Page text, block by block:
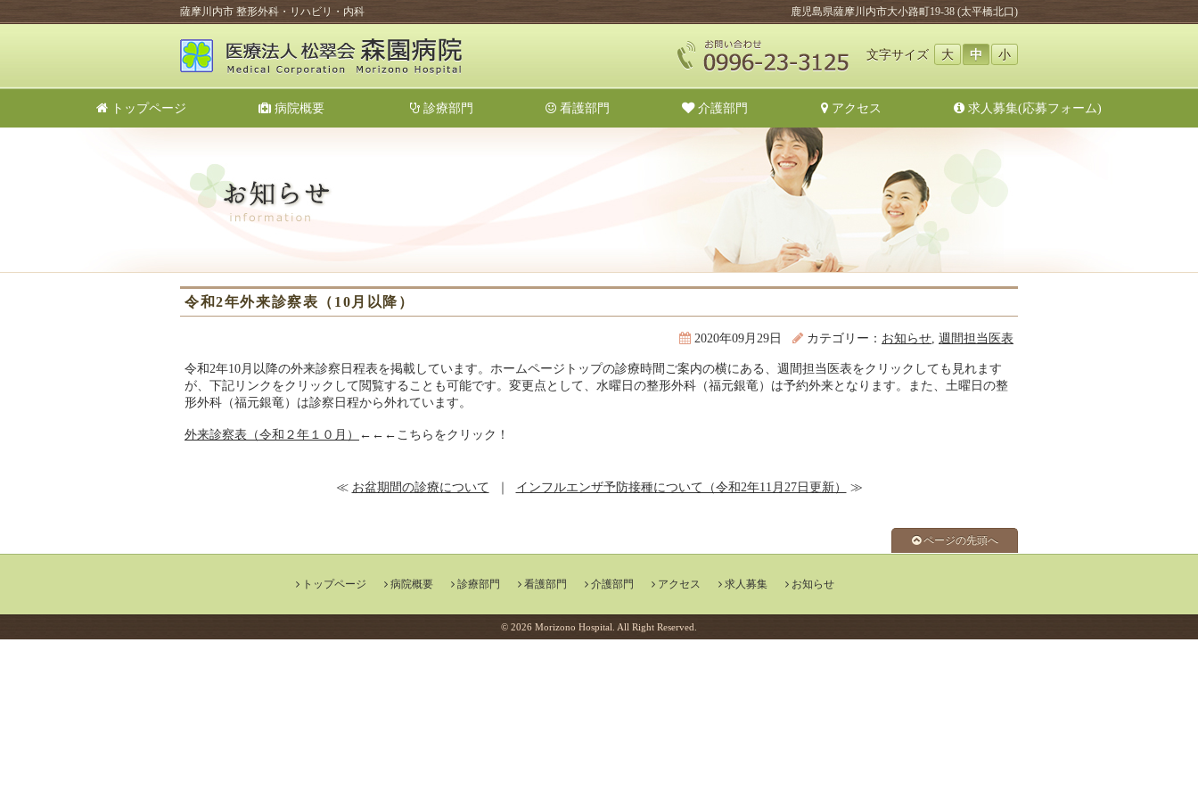
薩摩川内市 整形外科・リハビリ・内科 鹿児島県薩摩川内市大小路町19-38 (太平橋北口)
文字サイズ 大 中 小
トップページ 病院概要 診療部門 看護部門 介護部門 アクセス 求人募集(応募フォーム)
令和2年外来診察表（10月以降）
2020年09月29日 カテゴリー： お知らせ 週間担当医表
令和2年10月以降の外来診察日程表を掲載しています。ホームページトップの診療時間ご案内の横にある、週間担当医表をクリックしても見れます
が、下記リンクをクリックして閲覧することも可能です。変更点として、水曜日の整形外科（福元銀竜）は予約外来となります。また、土曜日の整
形外科（福元銀竜）は診察日程から外れています。
外来診察表（令和２年１０月） ←←←こちらをクリック！
≪ お盆期間の診療について ｜ インフルエンザ予防接種について（令和2年11月27日更新） ≫
ページの先頭へ
トップページ 病院概要 診療部門 看護部門 介護部門 アクセス 求人募集 お知らせ
© 2026 Morizono Hospital. All Right Reserved.